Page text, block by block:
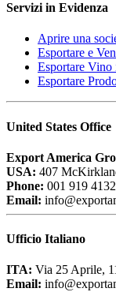
Servizi in Evidenza
Aprire una
Esportare e
Esportare
Esportare
United States Office
Export America
USA: 407
Phone: 001 919
Email:
Ufficio Italiano
ITA: Via 25 Aprile,
Email: